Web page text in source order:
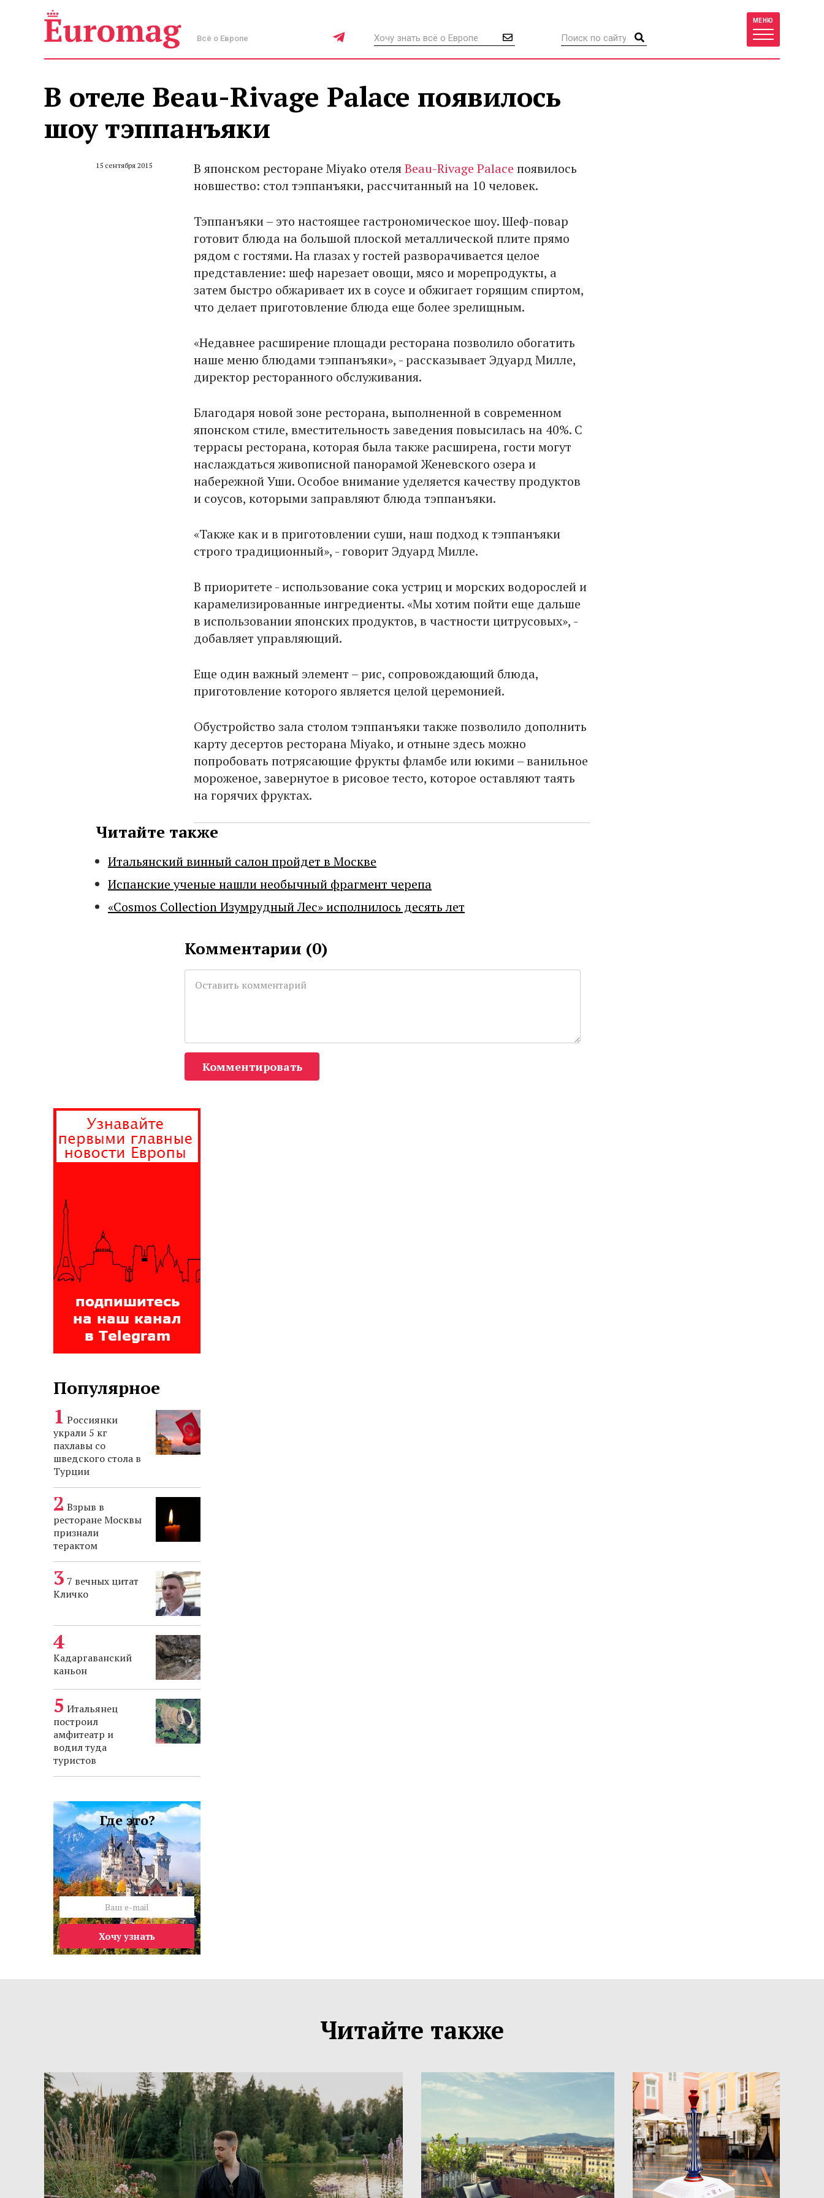
Всё о Европе
МЕНЮ
В отеле Beau-Rivage Palace появилось
шоу тэппанъяки
15 сентября 2015 В японском ресторане Miyako отеляBeau-Rivage Palace появилось
новшество: стол тэппанъяки, рассчитанный на 10 человек.
Тэппанъяки – это настоящее гастрономическое шоу. Шеф-повар
готовит блюда на большой плоской металлической плите прямо
рядом с гостями. На глазах у гостей разворачивается целое
представление: шеф нарезает овощи, мясо и морепродукты, а
затем быстро обжаривает их в соусе и обжигает горящим спиртом,
что делает приготовление блюда еще более зрелищным.
«Недавнее расширение площади ресторана позволило обогатить
наше меню блюдами тэппанъяки», - рассказывает Эдуард Милле,
директор ресторанного обслуживания.
Благодаря новой зоне ресторана, выполненной в современном
японском стиле, вместительность заведения повысилась на 40%. С
террасы ресторана, которая была также расширена, гости могут
наслаждаться живописной панорамой Женевского озера и
набережной Уши. Особое внимание уделяется качеству продуктов
и соусов, которыми заправляют блюда тэппанъяки.
«Также как и в приготовлении суши, наш подход к тэппанъяки
строго традиционный», - говорит Эдуард Милле.
В приоритете - использование сока устриц и морских водорослей и
карамелизированные ингредиенты. «Мы хотим пойти еще дальше
в использовании японских продуктов, в частности цитрусовых», -
добавляет управляющий.
Еще один важный элемент – рис, сопровождающий блюда,
приготовление которого является целой церемонией.
Обустройство зала столом тэппанъяки также позволило дополнить
карту десертов ресторана Miyako, и отныне здесь можно
попробовать потрясающие фрукты фламбе или юкими – ванильное
мороженое, завернутое в рисовое тесто, которое оставляют таять
на горячих фруктах.
Читайте также
Итальянский винный салон пройдет в Москве
Испанские ученые нашли необычный фрагмент черепа
«Cosmos Collection Изумрудный Лес» исполнилось десять лет
Комментарии (0)
Комментировать
Популярное
Россиянки
украли 5 кг
пахлавы со
шведского стола в
Турции
Взрыв в
ресторане Москвы
признали
терактом
7 вечных цитат
Кличко
Кадаргаванский
каньон
Итальянец
построил
амфитеатр и
водил туда
туристов
Где это?
Хочу узнать
Читайте также